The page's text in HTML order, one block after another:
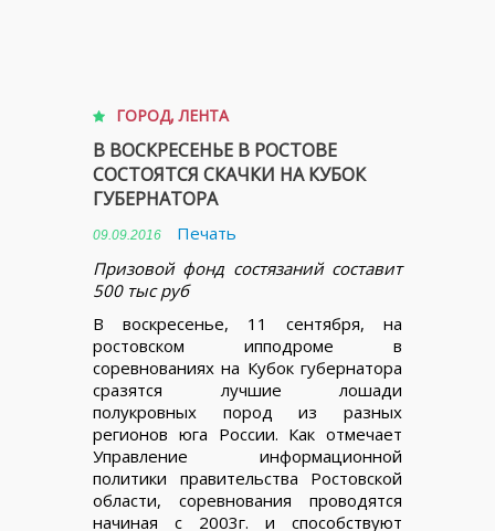
ГОРОД,ЛЕНТА
В ВОСКРЕСЕНЬЕ В РОСТОВЕ
СОСТОЯТСЯ СКАЧКИ НА КУБОК
ГУБЕРНАТОРА
09.09.2016
Печать
Призовой фонд состязаний составит
500 тыс руб
В воскресенье, 11 сентября, на
ростовском ипподроме в
соревнованиях на Кубок губернатора
сразятся лучшие лошади
полукровных пород из разных
регионов юга России. Как отмечает
Управление информационной
политики правительства Ростовской
области, соревнования проводятся
начиная с 2003г. и способствуют